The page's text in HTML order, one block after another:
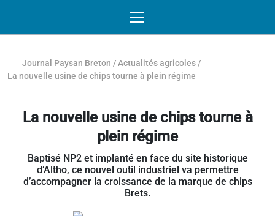
Journal Paysan Breton /Actualités agricoles /
La nouvelle usine de chips tourne à plein régime
La nouvelle usine de chips tourne à
plein régime
Baptisé NP2 et implanté en face du site historique
d’Altho, ce nouvel outil industriel va permettre
d’accompagner la croissance de la marque de chips
Brets.